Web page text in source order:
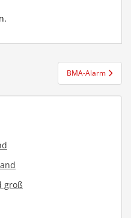
BMA-Alarm
groß